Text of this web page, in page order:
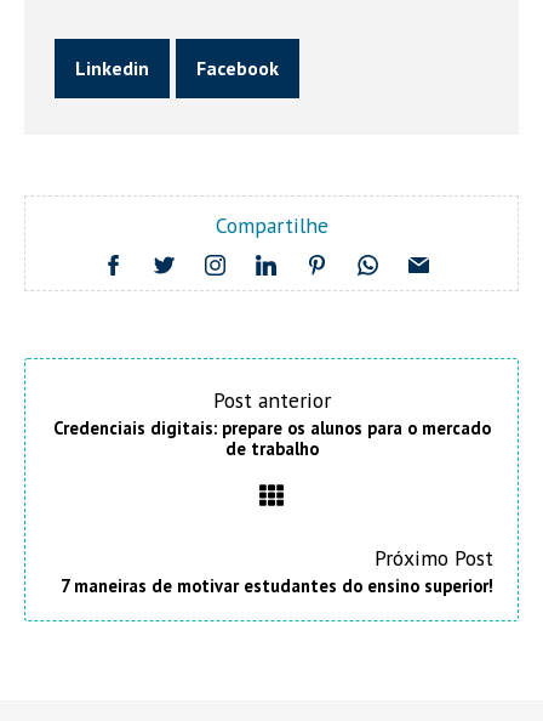
Linkedin Facebook
Compartilhe
Post anterior
Credenciais digitais: prepare os alunos para o mercado
de trabalho
Próximo Post
7 maneiras de motivar estudantes do ensino superior!